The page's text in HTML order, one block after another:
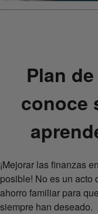
Plan
conoce
¡Mejorar las finanzas
posible! No es un acto
ahorro familiar para
siempre han deseado.